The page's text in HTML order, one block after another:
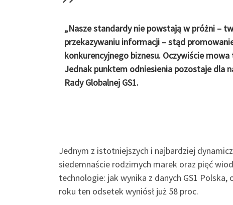
„Nasze standardy nie powstają w próżni –
przekazywaniu informacji – stąd
konkurencyjnego biznesu. Oczywiście
Jednak punktem odniesienia pozostaje dla
Rady Globalnej GS1.
Jednym z istotniejszych i najbardziej
siedemnaście rodzimych marek oraz pięć
technologie: jak wynika z danych GS1
roku ten odsetek wyniósł już 58 proc.